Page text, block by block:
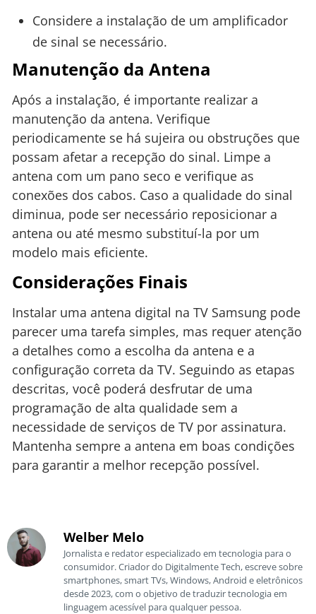
Considere a instalação de um amplificador
de sinal se necessário.
Manutenção da Antena
Após a instalação, é importante realizar a
manutenção da antena. Verifique
periodicamente se há sujeira ou obstruções que
possam afetar a recepção do sinal. Limpe a
antena com um pano seco e verifique as
conexões dos cabos. Caso a qualidade do sinal
diminua, pode ser necessário reposicionar a
antena ou até mesmo substituí-la por um
modelo mais eficiente.
Considerações Finais
Instalar uma antena digital na TV Samsung pode
parecer uma tarefa simples, mas requer atenção
a detalhes como a escolha da antena e a
configuração correta da TV. Seguindo as etapas
descritas, você poderá desfrutar de uma
programação de alta qualidade sem a
necessidade de serviços de TV por assinatura.
Mantenha sempre a antena em boas condições
para garantir a melhor recepção possível.
Welber Melo
Jornalista e redator especializado em tecnologia para o
consumidor. Criador do Digitalmente Tech, escreve sobre
smartphones, smart TVs, Windows, Android e eletrônicos
desde 2023, com o objetivo de traduzir tecnologia em
linguagem acessível para qualquer pessoa.